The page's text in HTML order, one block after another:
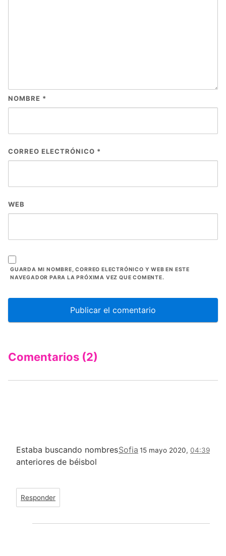
NOMBRE *
CORREO ELECTRÓNICO *
WEB
GUARDA MI NOMBRE, CORREO ELECTRÓNICO Y WEB EN ESTE
NAVEGADOR PARA LA PRÓXIMA VEZ QUE COMENTE.
Comentarios (2)
Sofia 15 mayo 2020, 04:39
Estaba buscando nombres
anteriores de béisbol
Responder